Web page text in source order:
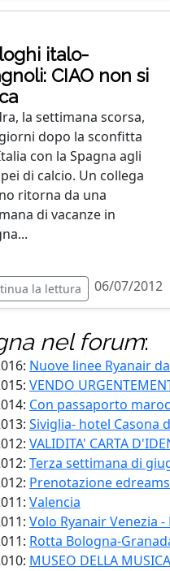
italo-
CIAO non si
la settimana scorsa,
dopo la sconfitta
con la Spagna agli
di calcio. Un collega
ritorna da una
di vacanze in
la lettura 06/07/2012
nel forum:
Nuove linee Ryanair
VENDO
Con passaporto
Siviglia- hotel Casona
VALIDITA' CARTA
Terza settimana di
Prenotazione
Valencia
Volo Ryanair Venezia
Rotta Bologna-
MUSEO DELLA